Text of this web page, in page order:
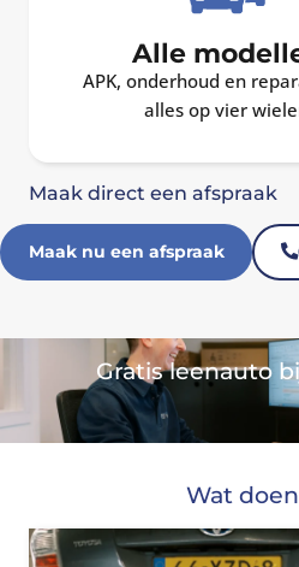
Alle
APK, onderhoud en
alles op vier
Maak direct een afspraak
Maak nu een afspraak
Gratis leenauto
Wat